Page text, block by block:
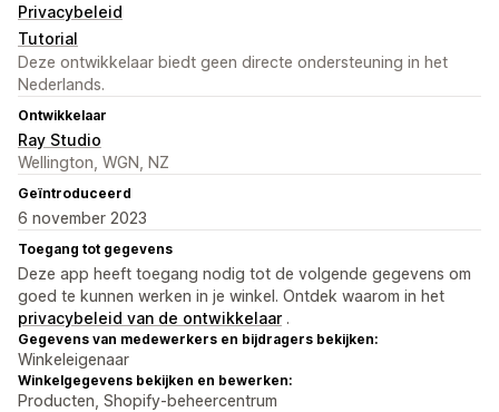
Privacybeleid
Tutorial
Deze ontwikkelaar biedt geen directe ondersteuning in het
Nederlands.
Ontwikkelaar
Ray Studio
Wellington, WGN, NZ
Geïntroduceerd
6 november 2023
Toegang tot gegevens
Deze app heeft toegang nodig tot de volgende gegevens om
goed te kunnen werken in je winkel. Ontdek waarom in het
privacybeleid van de ontwikkelaar .
Gegevens van medewerkers en bijdragers bekijken:
Winkeleigenaar
Winkelgegevens bekijken en bewerken:
Producten, Shopify-beheercentrum